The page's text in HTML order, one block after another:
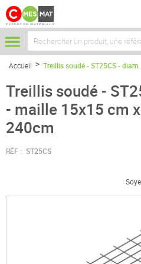
Accueil Treillis soudé - ST25CS - diam.
Treillis soudé -
- maille 15x15 cm
240cm
RÉF : ST25CS
Passer